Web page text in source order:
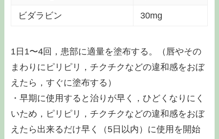
ビダラビン 30mg
1日1〜4回，患部に適量を塗布する。（唇やその
まわりにピリピリ，チクチクなどの違和感をおぼ
えたら，すぐに塗布する）
・早期に使用すると治りが早く，ひどくなりにく
いため，ピリピリ，チクチクなどの違和感をおぼ
えたら出来るだけ早く（5日以内）に使用を開始